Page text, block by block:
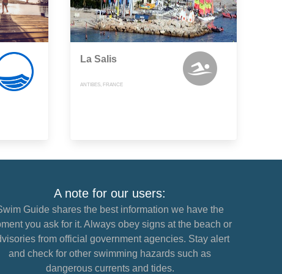
La Salis
ANTIBES, FRANCE
A note for our users:
Guide shares the best information we have the
you ask for it. Always obey signs at the beach or
from official government agencies. Stay alert
and check for other swimming hazards such as
dangerous currents and tides.